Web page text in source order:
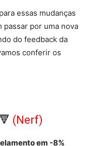
essas mudanças
passar por uma nova
do feedback da
conferir os
🔻 (Nerf)
em -8%